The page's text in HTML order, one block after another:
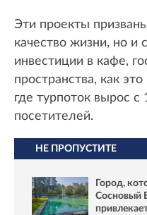
Эти проекты
качество жизни, но и
инвестиции в кафе,
пространства, как
где турпоток вырос
посетителей.
НЕ ПРОПУСТИТЕ
Город,
Сосновый